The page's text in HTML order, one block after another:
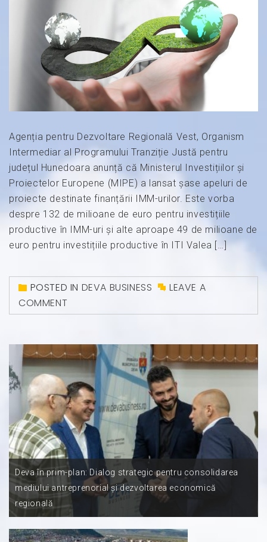
Agenția pentru Dezvoltare Regională Vest, Organism
Intermediar al Programului Tranziție Justă pentru
județul Hunedoara anunță că Ministerul Investițiilor și
Proiectelor Europene (MIPE) a lansat șase apeluri de
proiecte destinate finanțării IMM-urilor. Este vorba
despre 132 de milioane de euro pentru investițiile
productive în IMM-uri și alte aproape 49 de milioane de
euro pentru investițiile productive în ITI Valea […]
POSTED IN DEVA BUSINESS
LEAVE A
COMMENT
Deva în prim-plan: Dialog strategic pentru consolidarea
mediului antreprenorial și dezvoltarea economică
regională